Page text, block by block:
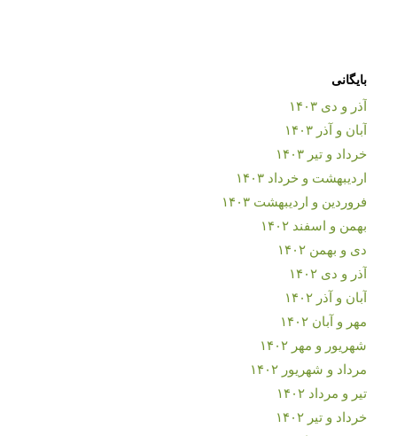
بایگانی
آذر و دی ۱۴۰۳
آبان و آذر ۱۴۰۳
خرداد و تیر ۱۴۰۳
اردیبهشت و خرداد ۱۴۰۳
فروردین و اردیبهشت ۱۴۰۳
بهمن و اسفند ۱۴۰۲
دی و بهمن ۱۴۰۲
آذر و دی ۱۴۰۲
آبان و آذر ۱۴۰۲
مهر و آبان ۱۴۰۲
شهریور و مهر ۱۴۰۲
مرداد و شهریور ۱۴۰۲
تیر و مرداد ۱۴۰۲
خرداد و تیر ۱۴۰۲